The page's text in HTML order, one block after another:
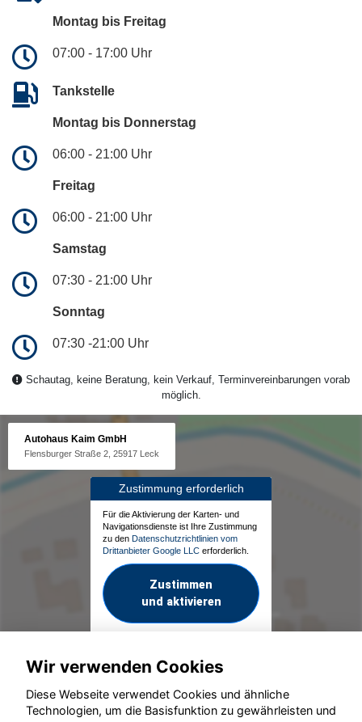
Montag bis Freitag
07:00 - 17:00 Uhr
Tankstelle
Montag bis Donnerstag
06:00 - 21:00 Uhr
Freitag
06:00 - 21:00 Uhr
Samstag
07:30 - 21:00 Uhr
Sonntag
07:30 -21:00 Uhr
Schautag, keine Beratung, kein Verkauf, Terminvereinbarungen vorab
möglich.
Autohaus Kaim GmbH
Flensburger Straße 2, 25917 Leck
Zustimmung erforderlich
Für die Aktivierung der Karten- und
Navigationsdienste ist Ihre Zustimmung
zu den Datenschutzrichtlinien vom
Drittanbieter Google LLC erforderlich.
Zustimmen
und aktivieren
Wir verwenden Cookies
Diese Webseite verwendet Cookies und ähnliche
Technologien, um die Basisfunktion zu gewährleisten und